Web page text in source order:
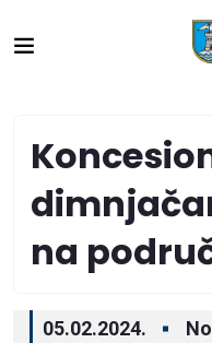
na
05.02.2024.